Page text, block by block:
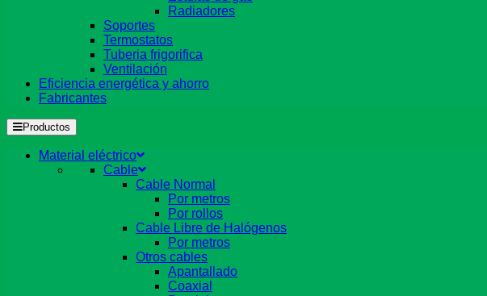
Radiadores
Soportes
Termostatos
Tuberia frigorifica
Ventilación
Eficiencia energética y ahorro
Fabricantes
Productos
Material eléctrico
Cable
Cable Normal
Por metros
Por rollos
Cable Libre de Halógenos
Por metros
Otros cables
Apantallado
Coaxial